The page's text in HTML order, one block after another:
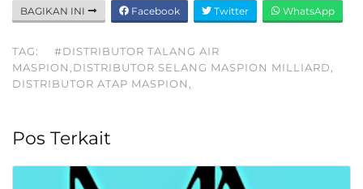
BAGIKAN INI Facebook Twitter WhatsApp
TAG:
#DISTRIBUTOR TALANG AIR
MASPION,DISTRIBUTOR SELANG MASPION MILLIARD,
DISTRIBUTOR ATAP MASPION,
Pos Terkait